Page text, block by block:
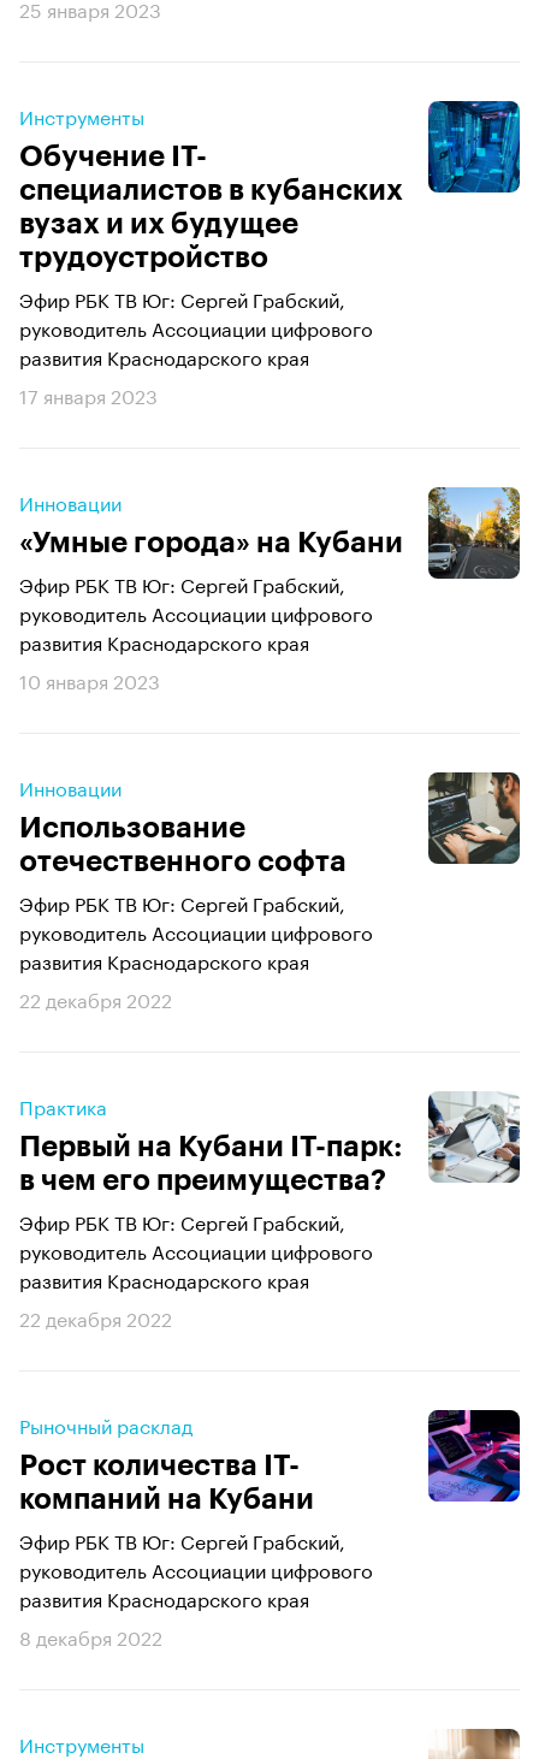
25 января 2023
Инструменты
Обучение IT-
специалистов в кубанских
вузах и их будущее
трудоустройство
Эфир РБК ТВ Юг: Сергей Грабский,
руководитель Ассоциации цифрового
развития Краснодарского края
17 января 2023
Инновации
«Умные города» на Кубани
Эфир РБК ТВ Юг: Сергей Грабский,
руководитель Ассоциации цифрового
развития Краснодарского края
10 января 2023
Инновации
Использование
отечественного софта
Эфир РБК ТВ Юг: Сергей Грабский,
руководитель Ассоциации цифрового
развития Краснодарского края
22 декабря 2022
Практика
Первый на Кубани IT-парк:
в чем его преимущества?
Эфир РБК ТВ Юг: Сергей Грабский,
руководитель Ассоциации цифрового
развития Краснодарского края
22 декабря 2022
Рыночный расклад
Рост количества IT-
компаний на Кубани
Эфир РБК ТВ Юг: Сергей Грабский,
руководитель Ассоциации цифрового
развития Краснодарского края
8 декабря 2022
Инструменты